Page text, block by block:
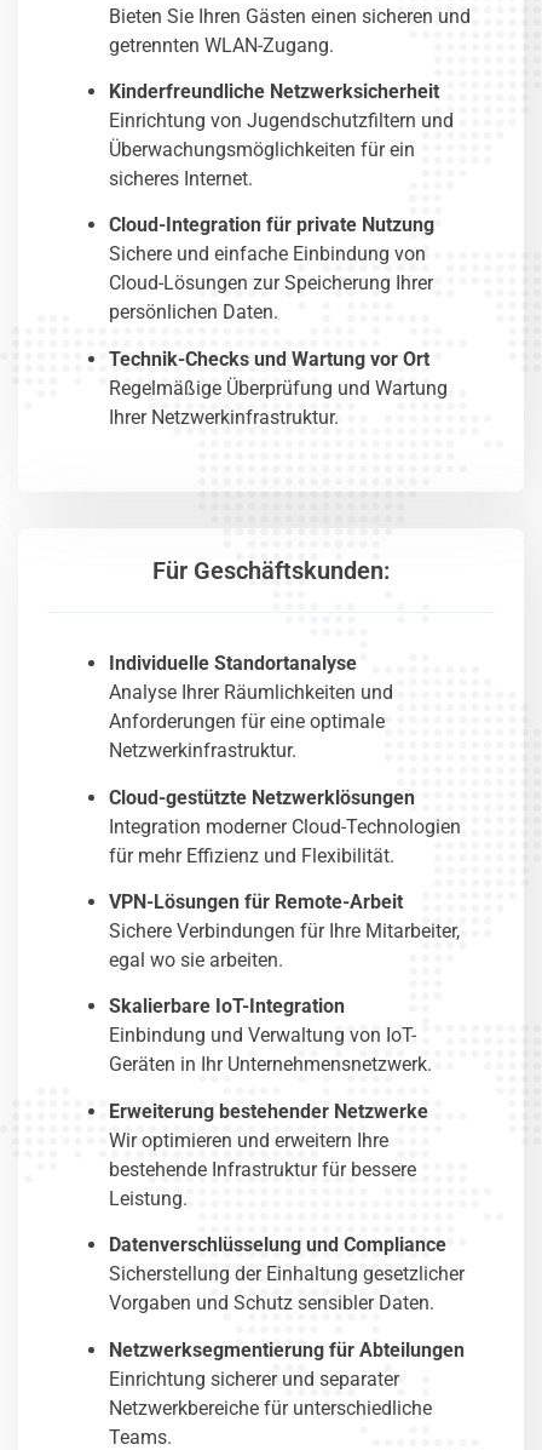
Bieten Sie Ihren Gästen einen sicheren und
getrennten WLAN-Zugang.
Kinderfreundliche Netzwerksicherheit
Einrichtung von Jugendschutzfiltern und
Überwachungsmöglichkeiten für ein
sicheres Internet.
Cloud-Integration für private Nutzung
Sichere und einfache Einbindung von
Cloud-Lösungen zur Speicherung Ihrer
persönlichen Daten.
Technik-Checks und Wartung vor Ort
Regelmäßige Überprüfung und Wartung
Ihrer Netzwerkinfrastruktur.
Für Geschäftskunden:
Individuelle Standortanalyse
Analyse Ihrer Räumlichkeiten und
Anforderungen für eine optimale
Netzwerkinfrastruktur.
Cloud-gestützte Netzwerklösungen
Integration moderner Cloud-Technologien
für mehr Effizienz und Flexibilität.
VPN-Lösungen für Remote-Arbeit
Sichere Verbindungen für Ihre Mitarbeiter,
egal wo sie arbeiten.
Skalierbare IoT-Integration
Einbindung und Verwaltung von IoT-
Geräten in Ihr Unternehmensnetzwerk.
Erweiterung bestehender Netzwerke
Wir optimieren und erweitern Ihre
bestehende Infrastruktur für bessere
Leistung.
Datenverschlüsselung und Compliance
Sicherstellung der Einhaltung gesetzlicher
Vorgaben und Schutz sensibler Daten.
Netzwerksegmentierung für Abteilungen
Einrichtung sicherer und separater
Netzwerkbereiche für unterschiedliche
Teams.